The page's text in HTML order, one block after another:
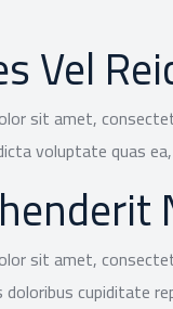
Vel
sit amet,
voluptate quas
sit amet,
cupiditate